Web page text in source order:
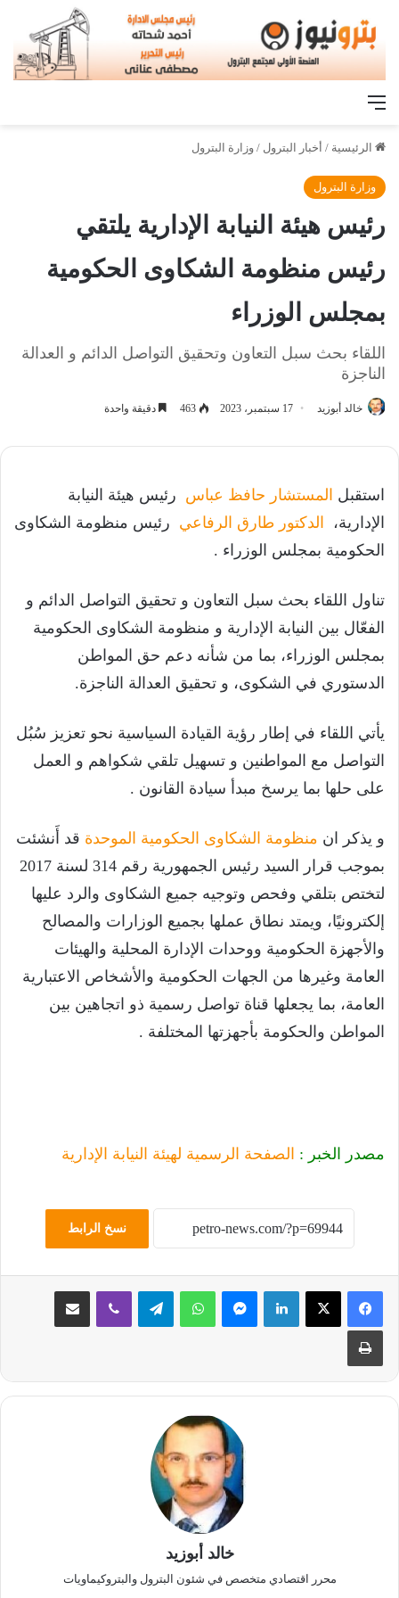
القائمة
الرئيسية / أخبار البترول / وزارة البترول
وزارة البترول
رئيس هيئة النيابة الإدارية يلتقي
رئيس منظومة الشكاوى الحكومية
بمجلس الوزراء
اللقاء بحث سبل التعاون وتحقيق التواصل الدائم و العدالة
الناجزة
خالد أبوزيد 17 سبتمبر، 2023 463 دقيقة واحدة
استقبل المستشار حافظ عباس رئيس هيئة النيابة
الإدارية، الدكتور طارق الرفاعي رئيس منظومة الشكاوى
الحكومية بمجلس الوزراء .
تناول اللقاء بحث سبل التعاون و تحقيق التواصل الدائم و
الفعّال بين النيابة الإدارية و منظومة الشكاوى الحكومية
بمجلس الوزراء، بما من شأنه دعم حق المواطن
الدستوري في الشكوى، و تحقيق العدالة الناجزة.
يأتي اللقاء في إطار رؤية القيادة السياسية نحو تعزيز سُبُل
التواصل مع المواطنين و تسهيل تلقي شكواهم و العمل
على حلها بما يرسخ مبدأ سيادة القانون .
و يذكر ان منظومة الشكاوى الحكومية الموحدة قد أَنشئت
بموجب قرار السيد رئيس الجمهورية رقم 314 لسنة 2017
لتختص بتلقي وفحص وتوجيه جميع الشكاوى والرد عليها
إلكترونيًا، ويمتد نطاق عملها بجميع الوزارات والمصالح
والأجهزة الحكومية ووحدات الإدارة المحلية والهيئات
العامة وغيرها من الجهات الحكومية والأشخاص الاعتبارية
العامة، بما يجعلها قناة تواصل رسمية ذو اتجاهين بين
المواطن والحكومة بأجهزتها المختلفة .
مصدر الخبر : الصفحة الرسمية لهيئة النيابة الإدارية
نسخ الرابط
لينكدإن ماسنجر واتساب تيلقرام ڤايبر مشاركة عبر البريد
طباعة
خالد أبوزيد
محرر اقتصادي متخصص في شئون البترول والبتروكيماويات